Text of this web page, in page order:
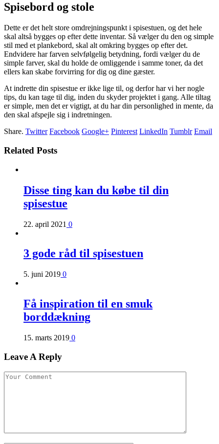
Spisebord og stole
Dette er det helt store omdrejningspunkt i spisestuen, og det hele
skal altså bygges op efter dette inventar. Så vælger du den og simple
stil med et plankebord, skal alt omkring bygges op efter det.
Endvidere har farven selvfølgelig betydning, fordi vælger du de
simple farver, skal du holde de omliggende i samme toner, da det
ellers kan skabe forvirring for dig og dine gæster.
At indrette din spisestue er ikke lige til, og derfor har vi her nogle
tips, du kan tage til dig, inden du skyder projektet i gang. Alle tiltag
er simple, men det er vigtigt, at du har din personlighed in mente, da
den skal afspejle sig i indretningen.
Share. Twitter Facebook Google+ Pinterest LinkedIn Tumblr Email
Related Posts
Disse ting kan du købe til din
spisestue
22. april 2021 0
3 gode råd til spisestuen
5. juni 2019 0
Få inspiration til en smuk
borddækning
15. marts 2019 0
Leave A Reply